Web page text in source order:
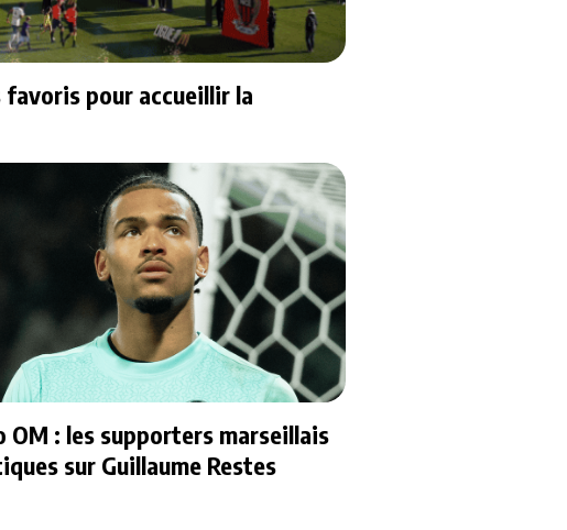
favoris pour accueillir la
OM : les supporters marseillais
sur Guillaume Restes